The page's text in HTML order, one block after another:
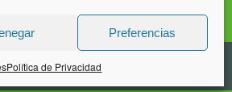
Preferencias
Política de Privacidad
de Privacidad